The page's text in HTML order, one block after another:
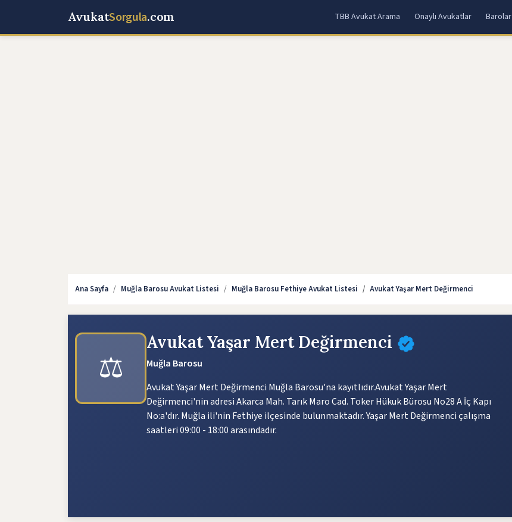
AvukatSorgula.com TBB Avukat Arama Onaylı Avukatlar Barolar
Ana Sayfa Muğla Barosu Avukat Listesi Muğla Barosu Fethiye Avukat Listesi Avukat Yaşar Mert Değirmenci
⚖️
Avukat Yaşar Mert Değirmenci
Muğla Barosu
Avukat Yaşar Mert Değirmenci Muğla Barosu'na kayıtlıdır.Avukat Yaşar Mert
Değirmenci'nin adresi Akarca Mah. Tarık Maro Cad. Toker Hükuk Bürosu No28 A İç Kapı
No:a'dır. Muğla ili'nin Fethiye ilçesinde bulunmaktadır. Yaşar Mert Değirmenci çalışma
saatleri 09:00 - 18:00 arasındadır.